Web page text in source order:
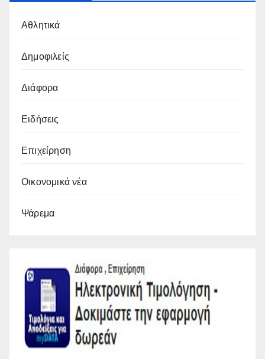
Αθλητικά
Δημοφιλείς
Διάφορα
Ειδήσεις
Επιχείρηση
Οικονομικά νέα
Ψάρεμα